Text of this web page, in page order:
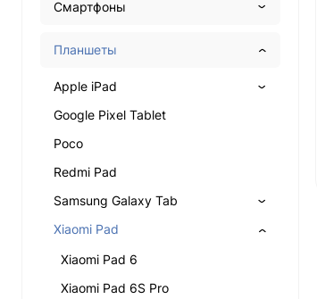
Смартфоны
Планшеты
Apple iPad
Google Pixel Tablet
Poco
Redmi Pad
Samsung Galaxy Tab
Xiaomi Pad
Xiaomi Pad 6
Xiaomi Pad 6S Pro